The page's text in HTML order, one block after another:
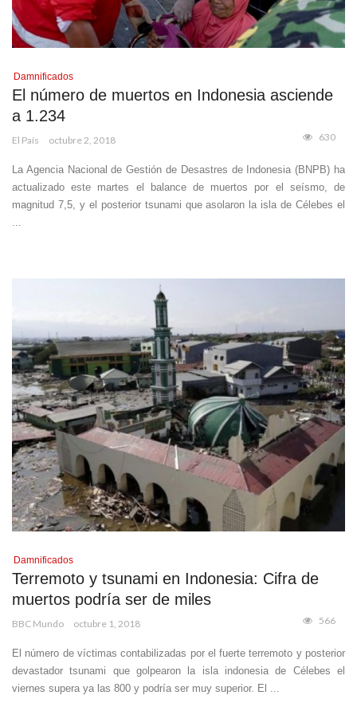
Damnificados
El número de muertos en Indonesia asciende
a 1.234
El País octubre 2, 2018 630
La Agencia Nacional de Gestión de Desastres de Indonesia (BNPB) ha
actualizado este martes el balance de muertos por el seísmo, de
magnitud 7,5, y el posterior tsunami que asolaron la isla de Célebes el
...
Damnificados
Terremoto y tsunami en Indonesia: Cifra de
muertos podría ser de miles
BBC Mundo octubre 1, 2018 566
El número de víctimas contabilizadas por el fuerte terremoto y posterior
devastador tsunami que golpearon la isla indonesia de Célebes el
viernes supera ya las 800 y podría ser muy superior. El ...